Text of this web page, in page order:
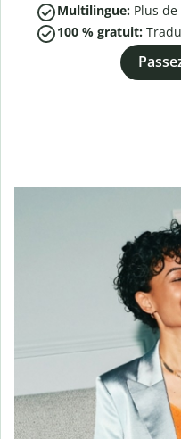
Multilingue: Plus de
100 % gratuit: